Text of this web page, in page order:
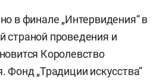
в финале „Интервидения“ в
проведения и
Королевство
Фонд „Традиции искусства“